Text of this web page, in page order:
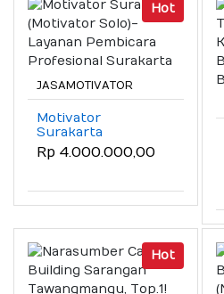
Hot
JASAMOTIVATOR
Motivator
Surakarta
(Motivator Solo)-
Layanan Pembicara
Surakarta
Rp 4.000.000,00
Hot